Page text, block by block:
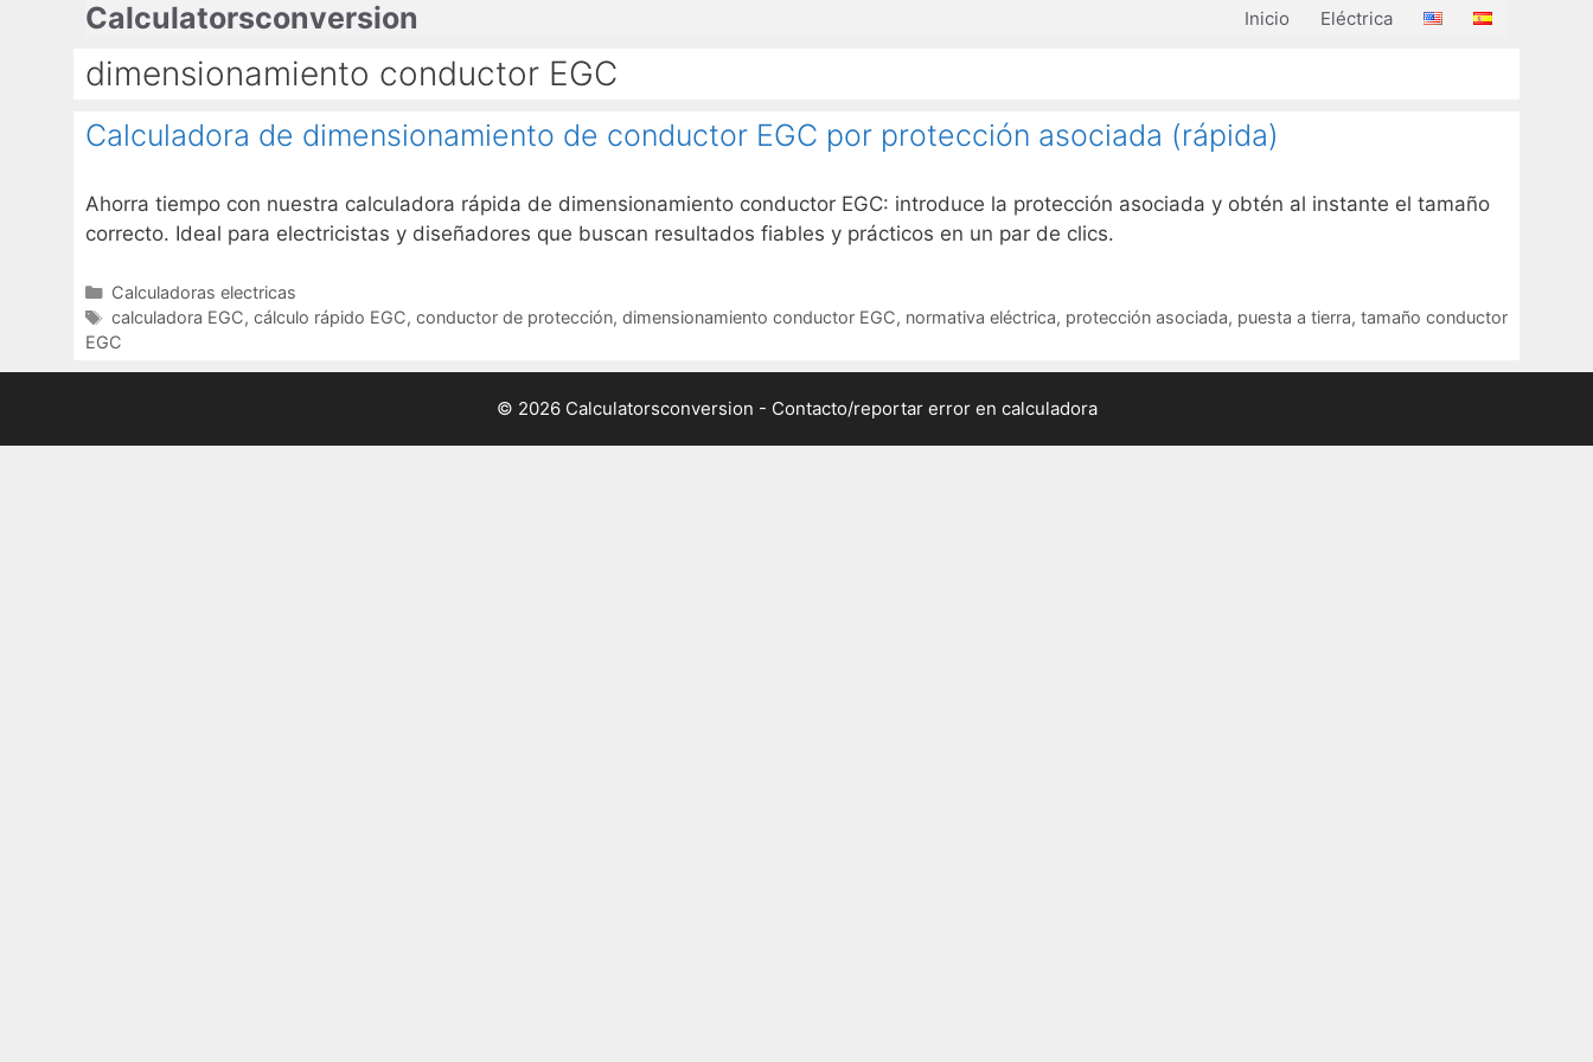
contenido
Calculatorsconversion Inicio Eléctrica
dimensionamiento conductor EGC
Calculadora de dimensionamiento de conductor EGC por protección asociada (rápida)
Ahorra tiempo con nuestra calculadora rápida de dimensionamiento conductor EGC: introduce la protección asociada y obtén al instante el tamaño
correcto. Ideal para electricistas y diseñadores que buscan resultados fiables y prácticos en un par de clics.
Categorías
Calculadoras electricas
Etiquetas
calculadora EGC, cálculo rápido EGC, conductor de protección, dimensionamiento conductor EGC, normativa eléctrica, protección asociada, puesta a tierra, tamaño conductor
EGC
© 2026 Calculatorsconversion - Contacto/reportar error en calculadora